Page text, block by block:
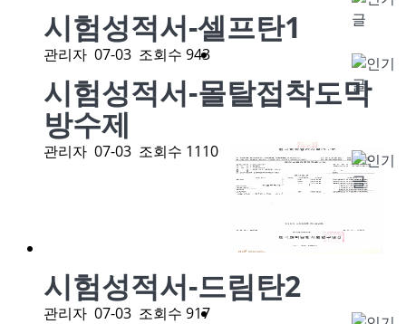
시험성적서-셀프탄1
관리자 07-03 조회수 943
시험성적서-몰탈접착도막
방수제
관리자 07-03 조회수 1110
시험성적서-드림탄2
관리자 07-03 조회수 917